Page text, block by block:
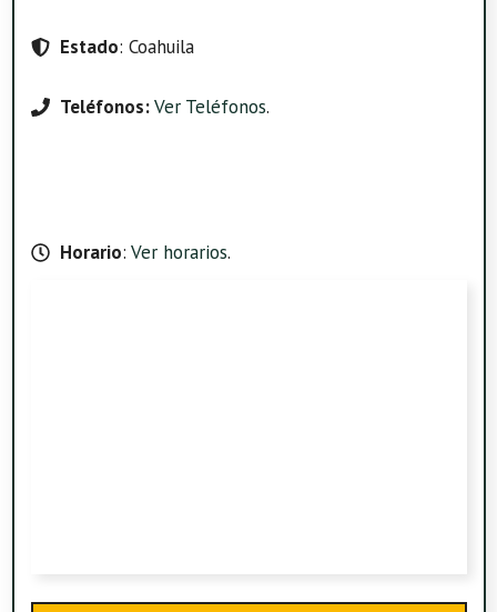
Estado: Coahuila
Teléfonos:Ver Teléfonos.
Horario: Ver horarios.